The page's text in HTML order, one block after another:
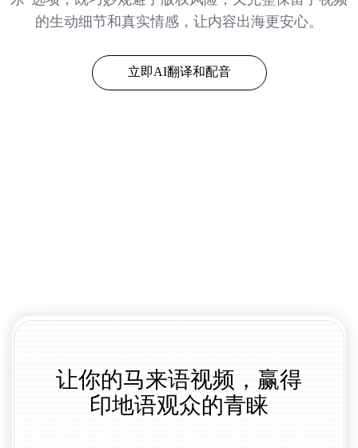
的生动细节和真实情感，让内容出海更安心。
立即AI翻译和配音
让你的马来语视频，赢得
印地语观众的青睐